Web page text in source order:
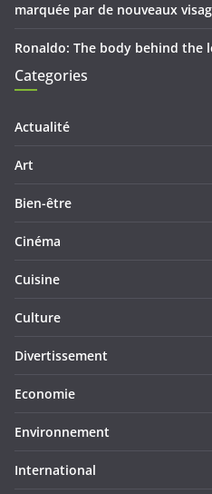
marquée par de nouveaux
Ronaldo: The body behind the
Categories
Actualité
Art
Bien-être
Cinéma
Cuisine
Culture
Divertissement
Economie
Environnement
International